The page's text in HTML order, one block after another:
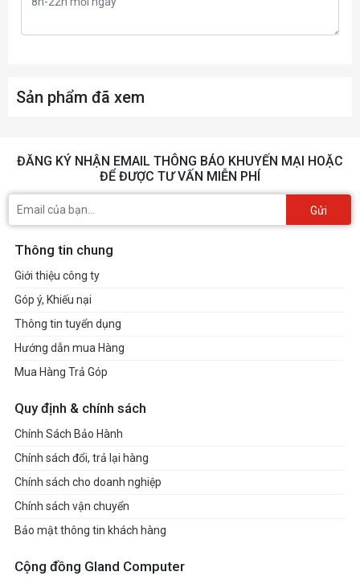
Sản phẩm đã xem
ĐĂNG KÝ NHẬN EMAIL THÔNG BÁO KHUYẾN MẠI HOẶC
ĐỂ ĐƯỢC TƯ VẤN MIỄN PHÍ
Gửi
Thông tin chung
Giới thiệu công ty
Góp ý, Khiếu nại
Thông tin tuyển dụng
Hướng dẫn mua Hàng
Mua Hàng Trả Góp
Quy định & chính sách
Chính Sách Bảo Hành
Chính sách đổi, trả lại hàng
Chính sách cho doanh nghiệp
Chính sách vận chuyển
Bảo mật thông tin khách hàng
Cộng đồng Gland Computer